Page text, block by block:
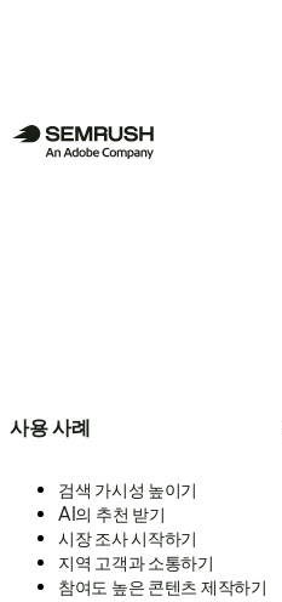
사용 사례
검색 가시성 높이기
AI의 추천 받기
시장 조사 시작하기
지역 고객과 소통하기
참여도 높은 콘텐츠 제작하기